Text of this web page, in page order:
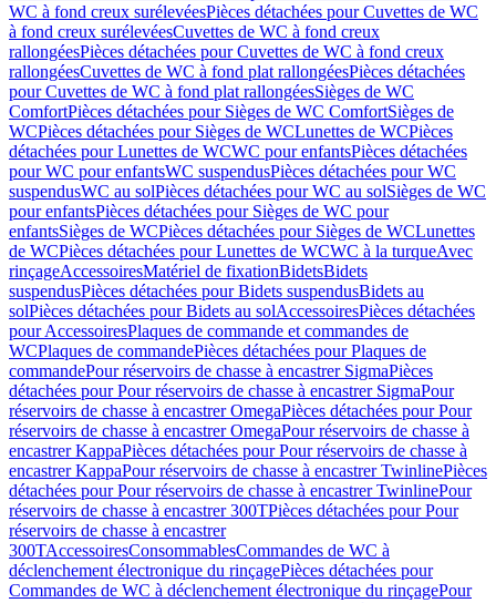
WC à fond creux surélevéesPièces détachées pour Cuvettes de WC
à fond creux surélevéesCuvettes de WC à fond creux
rallongéesPièces détachées pour Cuvettes de WC à fond creux
rallongéesCuvettes de WC à fond plat rallongéesPièces détachées
pour Cuvettes de WC à fond plat rallongéesSièges de WC
ComfortPièces détachées pour Sièges de WC ComfortSièges de
WCPièces détachées pour Sièges de WCLunettes de WCPièces
détachées pour Lunettes de WCWC pour enfantsPièces détachées
pour WC pour enfantsWC suspendusPièces détachées pour WC
suspendusWC au solPièces détachées pour WC au solSièges de WC
pour enfantsPièces détachées pour Sièges de WC pour
enfantsSièges de WCPièces détachées pour Sièges de WCLunettes
de WCPièces détachées pour Lunettes de WCWC à la turqueAvec
rinçageAccessoiresMatériel de fixationBidetsBidets
suspendusPièces détachées pour Bidets suspendusBidets au
solPièces détachées pour Bidets au solAccessoiresPièces détachées
pour AccessoiresPlaques de commande et commandes de
WCPlaques de commandePièces détachées pour Plaques de
commandePour réservoirs de chasse à encastrer SigmaPièces
détachées pour Pour réservoirs de chasse à encastrer SigmaPour
réservoirs de chasse à encastrer OmegaPièces détachées pour Pour
réservoirs de chasse à encastrer OmegaPour réservoirs de chasse à
encastrer KappaPièces détachées pour Pour réservoirs de chasse à
encastrer KappaPour réservoirs de chasse à encastrer TwinlinePièces
détachées pour Pour réservoirs de chasse à encastrer TwinlinePour
réservoirs de chasse à encastrer 300TPièces détachées pour Pour
réservoirs de chasse à encastrer
300TAccessoiresConsommablesCommandes de WC à
déclenchement électronique du rinçagePièces détachées pour
Commandes de WC à déclenchement électronique du rinçagePour